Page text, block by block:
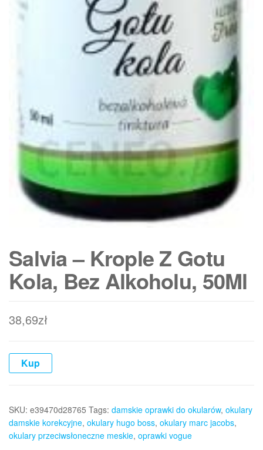
Salvia – Krople Z Gotu
Kola, Bez Alkoholu, 50Ml
38,69zł
Kup
SKU: e39470d28765 Tags: damskie oprawki do okularów, okulary
damskie korekcyjne, okulary hugo boss, okulary marc jacobs,
okulary przeciwsłoneczne meskie, oprawki vogue